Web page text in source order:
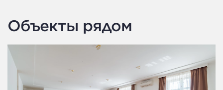
Объекты рядом